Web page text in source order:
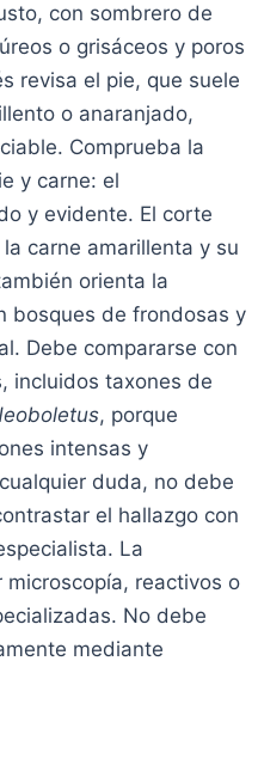
con sombrero de
o grisáceos y poros
revisa el pie, que suele
o anaranjado,
Comprueba la
y carne: el
y evidente. El corte
carne amarillenta y su
orienta la
bosques de frondosas y
Debe compararse con
incluidos taxones de
, porque
intensas y
duda, no debe
el hallazgo con
La
reactivos o
No debe
mediante